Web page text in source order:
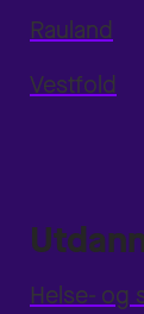
Rauland
Vestfold
Helse- og